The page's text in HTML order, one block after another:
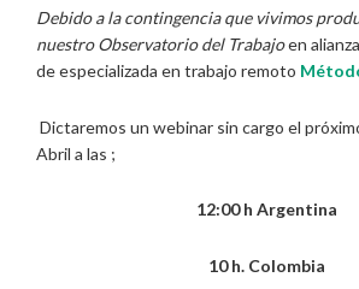
Debido a la contingencia que vivimos
nuestro Observatorio del Trabajoen
de especializada en trabajo remoto
Dictaremos un webinar sin cargo el
Abril a las ;
12:00 h Argentina
10 h. Colombia